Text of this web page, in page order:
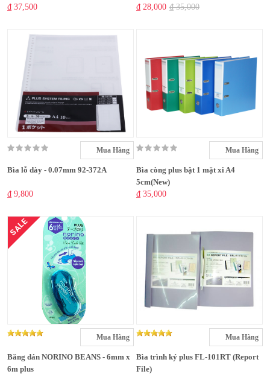
₫ 37,500
₫ 28,000 ₫ 35,000
Mua Hàng
Bìa lỗ dày - 0.07mm 92-372A
₫ 9,800
Mua Hàng
Bìa còng plus bật 1 mặt xi A4
5cm(New)
₫ 35,000
SALE
Mua Hàng
Băng dán NORINO BEANS - 6mm x
6m plus
Mua Hàng
Bìa trình ký plus FL-101RT (Report
File)